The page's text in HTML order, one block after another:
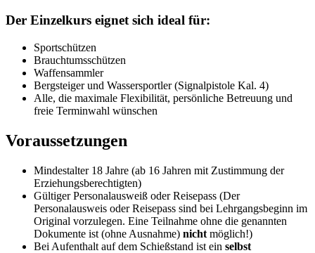
Der Einzelkurs eignet sich ideal für:
Sportschützen
Brauchtumsschützen
Waffensammler
Bergsteiger und Wassersportler (Signalpistole Kal. 4)
Alle, die maximale Flexibilität, persönliche Betreuung und
freie Terminwahl wünschen
Voraussetzungen
Mindestalter 18 Jahre (ab 16 Jahren mit Zustimmung der
Erziehungsberechtigten)
Gültiger Personalausweiß oder Reisepass (Der
Personalausweis oder Reisepass sind bei Lehrgangsbeginn im
Original vorzulegen. Eine Teilnahme ohne die genannten
Dokumente ist (ohne Ausnahme) nicht möglich!)
Bei Aufenthalt auf dem Schießstand ist ein selbst